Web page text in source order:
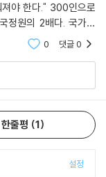
에 처했다. 중범죄를 저
을 위배했다고 법원이
야 한다." 300인으로
정원의 2배다. 국가는
늘어만간다는그리고
0 댓글0
한줄평 1
설정